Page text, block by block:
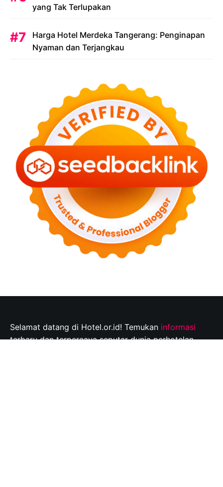
yang Tak Terlupakan
Harga Hotel Merdeka Tangerang: Penginapan
Nyaman dan Terjangkau
Selamat datang di Hotel.or.id! Temukan informasi
terbaru dan terpercaya seputar dunia perhotelan,